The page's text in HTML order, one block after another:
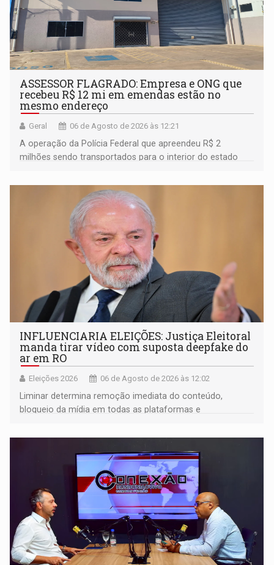
ASSESSOR FLAGRADO: Empresa e ONG que
recebeu R$ 12 mi em emendas estão no
mesmo endereço
Geral 06 de Agosto de 2026 às 12:21
A operação da Polícia Federal que apreendeu R$ 2
milhões sendo transportados para o interior do estado
ligação do suspeito com um deputado federal do União
Brasil por Rondônia
INFLUENCIARIA ELEIÇÕES: Justiça Eleitoral
manda tirar vídeo com suposta deepfake do
ar em RO
Eleições 2026 06 de Agosto de 2026 às 12:02
Liminar determina remoção imediata do conteúdo,
bloqueio da mídia em todas as plataformas e